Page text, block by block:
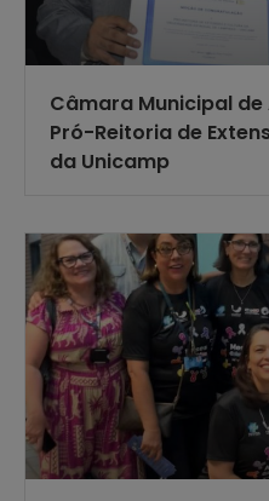
Câmara Municipal
Pró-Reitoria de
da Unicamp